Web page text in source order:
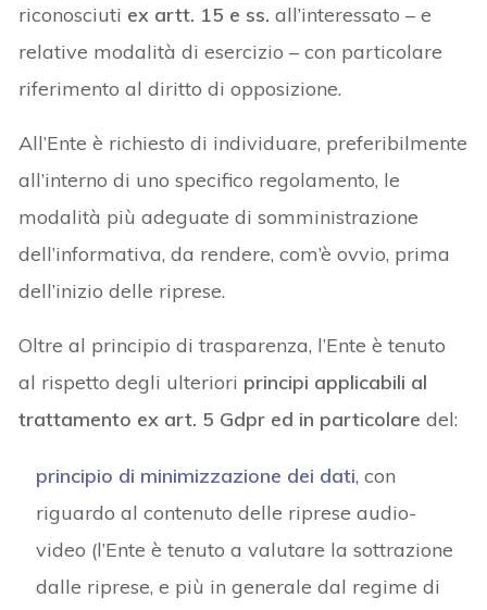
riconosciuti ex artt. 15 e ss. all’interessato – e
relative modalità di esercizio – con particolare
riferimento al diritto di opposizione.
All’Ente è richiesto di individuare, preferibilmente
all’interno di uno specifico regolamento, le
modalità più adeguate di somministrazione
dell’informativa, da rendere, com’è ovvio, prima
dell’inizio delle riprese.
Oltre al principio di trasparenza, l’Ente è tenuto
al rispetto degli ulteriori principi applicabili al
trattamento ex art. 5 Gdpr ed in particolare del:
principio di minimizzazione dei dati, con
riguardo al contenuto delle riprese audio-
video (l’Ente è tenuto a valutare la sottrazione
dalle riprese, e più in generale dal regime di